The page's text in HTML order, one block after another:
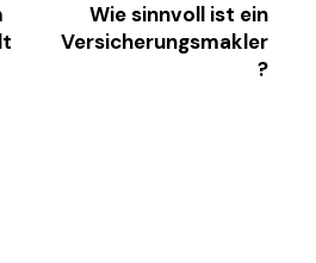
Wie sinnvoll ist ein
Versicherungsmakler
?